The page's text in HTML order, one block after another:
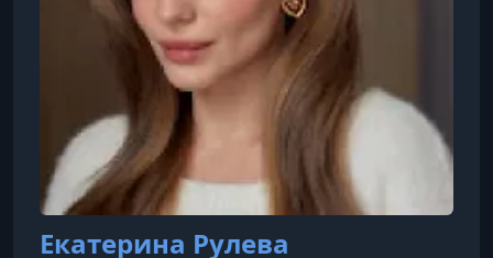
Екатерина Рулева